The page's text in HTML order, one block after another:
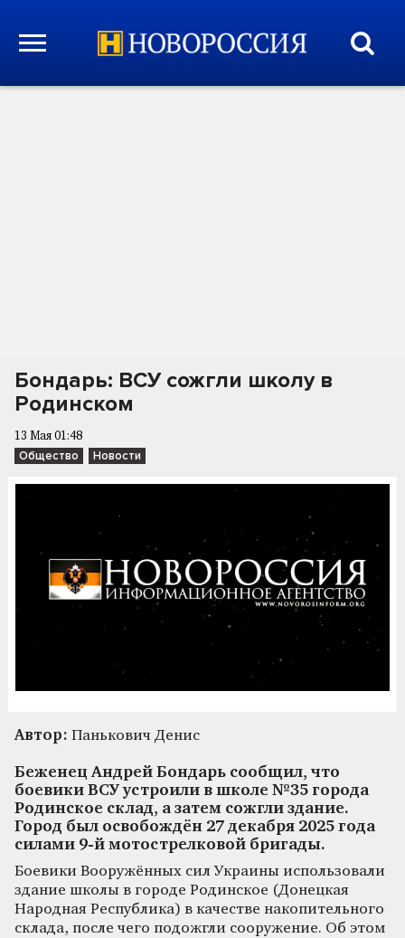
Бондарь: ВСУ сожгли школу в
Родинском
13 Мая 01:48
Общество Новости
Автор: Панькович Денис
Беженец Андрей Бондарь сообщил, что
боевики ВСУ устроили в школе №35 города
Родинское склад, а затем сожгли здание.
Город был освобождён 27 декабря 2025 года
силами 9-й мотострелковой бригады.
Боевики Вооружённых сил Украины использовали
здание школы в городе Родинское (Донецкая
Народная Республика) в качестве накопительного
склада, после чего подожгли сооружение. Об этом